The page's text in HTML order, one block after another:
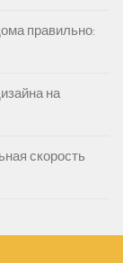
правильно:
на
скорость